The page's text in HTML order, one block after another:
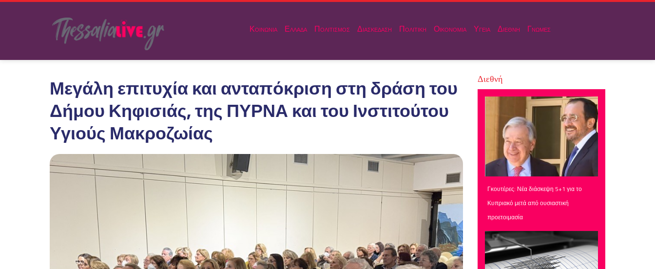
Κοινωνια Ελλαδα Πολιτισμος Διασκεδαση Πολιτικη Οικονομια Υγεια Διεθνη Γνωμες
Μεγάλη επιτυχία και ανταπόκριση στη δράση του
Δήμου Κηφισιάς, της ΠΥΡΝΑ και του Ινστιτούτου
Υγιούς Μακροζωίας
Διεθνή
Γκουτέρες: Νέα διάσκεψη 5+1 για το
Κυπριακό μετά από ουσιαστική
προετοιμασία